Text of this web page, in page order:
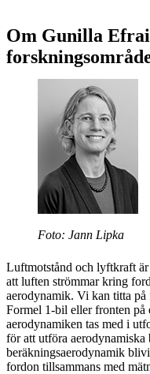
Om Gunilla
Foto: Jann Lipka
Luftmotstånd och lyftkraft
att luften strömmar kring
aerodynamik. Vi kan titta
Formel 1-bil eller fronten på
aerodynamiken tas med i
för att utföra
beräkningsaerodynamik
fordon tillsammans med